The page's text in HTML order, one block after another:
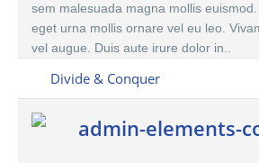
sem malesuada magna mollis
eget urna mollis ornare vel eu leo.
vel augue. Duis aute irure dolor in..
Divide & Conquer